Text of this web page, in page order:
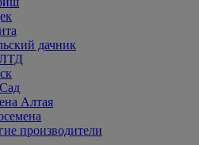
дачник
Алтая
производители